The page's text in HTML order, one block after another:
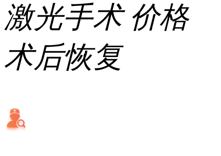
激光手术 价格
术后恢复